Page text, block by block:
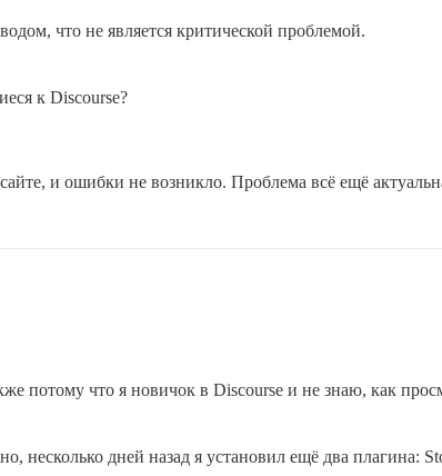
что не является критической проблемой.
к Discourse?
и ошибки не возникло. Проблема всё ещё
потому что я новичок в Discourse и не знаю, как
несколько дней назад я установил ещё два плагина: